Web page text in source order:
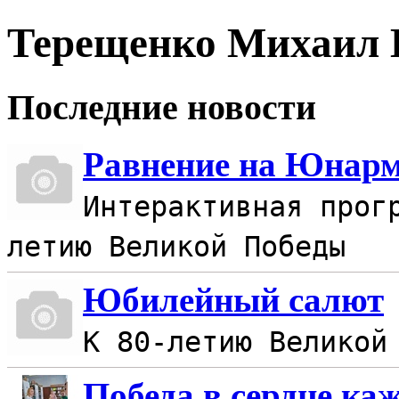
Терещенко Михаил
Последние новости
Равнение на
Интерактивная
летию Великой Победы
Юбилейный салют
К 80-летию Великой